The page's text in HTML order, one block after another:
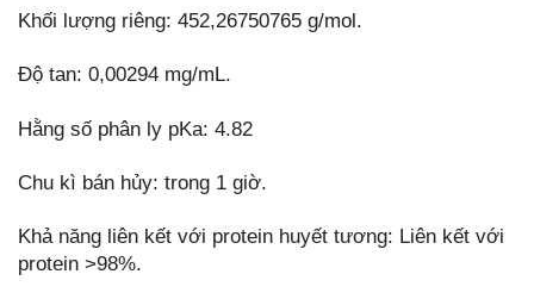
Khối lượng riêng: 452,26750765 g/mol.
Độ tan: 0,00294 mg/mL.
Hằng số phân ly pKa: 4.82
Chu kì bán hủy: trong 1 giờ.
Khả năng liên kết với protein huyết tương: Liên kết với
protein >98%.